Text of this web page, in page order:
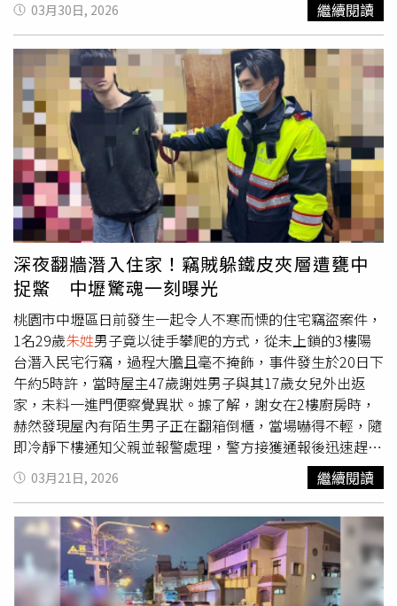
位獲頒卅年資深優良教師的蔡姓女老師竟遭家長會長羞辱；
據悉，蔡女與陳姓教師夫妻、張姓男老師同屬「沉浸式台語
教學」團隊，他們被視為校長的「敵對勢力」，而廖姓家長
會長為了力挺校長，竟公然在典禮現場拿蔡女「開刀」。
當輪到蔡女受獎，廖男拿著獎狀，作勢要頒發，等蔡老師伸
手欲接過獎狀，只聽「哐噹」一聲！裱了框的獎狀被廖重重
摔在地上，家長會長與蔡師爆發口角，他嗆道：「你們貪贓
枉法，流氓！說你們流氓，還污辱流氓」，當場，朱姓副會
長還出言威脅蔡老師等人的人身安全。 蔡老師表示，頒獎
典禮爆發衝突，引起教育局及外界關注，廖姓會長對外表
示，他突然血壓升高、頭暈手抖才不小心讓獎狀掉落地上，
可是在場的人都有聽到，他摔獎狀時，還嗆說：「我就是故
意的，怎樣？」 這場校園大亂鬥，連家長會長夫人也「參
戰」，她在Threads發文，聲稱陳老師「刻意絆倒校長」，
譴責暴力，還指控該團隊教師「貪污案正接受調查」，甚至
謊稱這幾名教師自稱「校長殺手」、「非常不可取，不配當
老師」。對此，陳姓教師說：「這全部是謊話，兩位老師日
前已經提告妨害名譽，而我也於3月22日提出刑事告訴」。
據了解，這場鬥爭，還延伸到校外，因為陳老師等人的教學
團隊，在無黨籍議員吳佩芸、民眾黨立委陳昭姿協調下，國
教署已經同意給予補助款100萬元，沒想到廖姓家長會長寧
可學校少這筆經費，寧可孩子受教權受影響，也要打擊這幾
名教師。 廖姓家長會長不曉得從哪裡打聽到，教育部國教
署願意增加補助經費額度，主要是陳昭姿服務處主任賴嘉倫
出面協調，於是他找上賴，痛斥這些老師是「不法之徒」，
還說他們貪污，正在接受調查。校長趙祝凌被指為了打壓不
聽話的老師，寧可讓教學經費卡住。（圖／讀者提供） 廖
強調：「校長是好校長，是這些老師貪贓枉法，要鬥倒校
03月30日, 2026 繼續閱讀
深夜翻牆潛入住家！竊賊躲鐵皮夾層遭甕中
捉鱉 中壢驚魂一刻曝光
桃園市中壢區日前發生一起令人不寒而慄的住宅竊盜案件，
1名29歲朱姓男子竟以徒手攀爬的方式，從未上鎖的3樓陽
台潛入民宅行竊，過程大膽且毫不掩飾，事件發生於20日下
午約5時許，當時屋主47歲謝姓男子與其17歲女兒外出返
家，未料一進門便察覺異狀。據了解，謝女在2樓廚房時，
赫然發現屋內有陌生男子正在翻箱倒櫃，當場嚇得不輕，隨
即冷靜下樓通知父親並報警處理，警方接獲通報後迅速趕抵
現場，由中壢警分局中福派出所員警與屋主一同展開逐層搜
索，氣氛一度緊張。搜索過程中，警方仔細檢查屋內各個角
落，最終在4樓一處由木板與鐵皮外牆形成的狹小夾層空間
內，成功發現躲藏其中的朱姓
嫌犯，當場將其逮捕，並起獲
其竊得現金新台幣1萬9200元全數追回，整起事件可說是在
警方與屋主的合作下迅速落幕，避免更嚴重的損失發生。警
方表示，朱男係利用民宅陽台未上鎖的漏洞入侵，顯示民眾
03月21日, 2026 繼續閱讀